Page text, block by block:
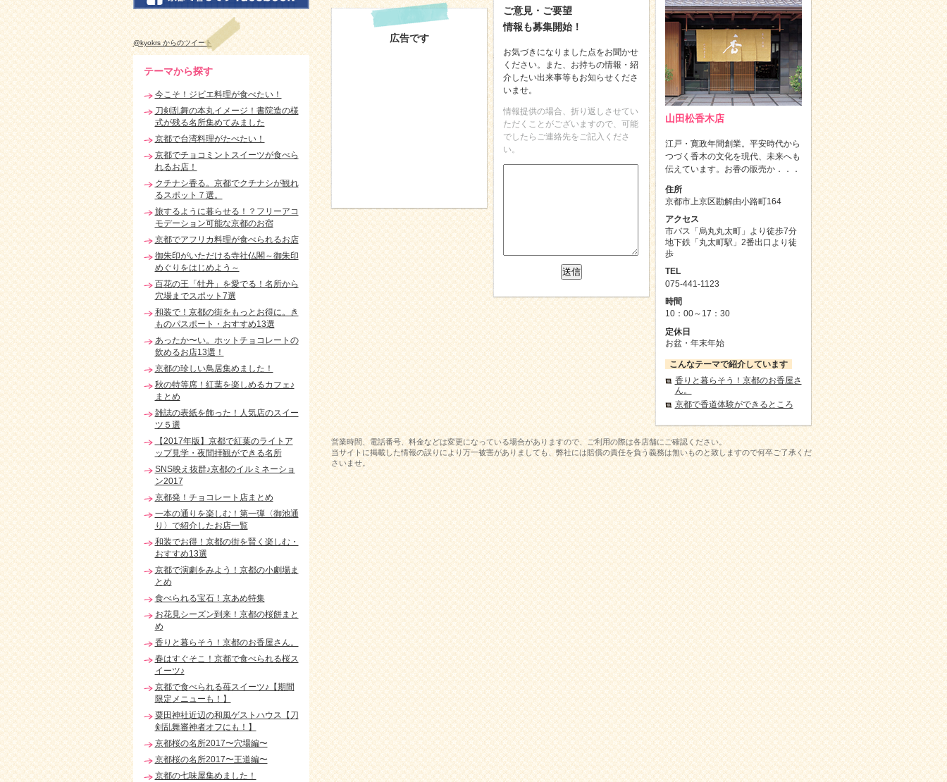
山田松香木店
江戸・寛政年間創業。平安時代から
つづく香木の文化を現代、未来へも
伝えています。お香の販売か．．．
住所
京都市上京区勘解由小路町164
アクセス
市バス「烏丸丸太町」より徒歩7分
地下鉄「丸太町駅」2番出口より徒
歩
TEL
075-441-1123
時間
10：00～17：30
定休日
お盆・年末年始
こんなテーマで紹介しています
香りと暮らそう！京都のお香屋さ
ん。
京都で香道体験ができるところ
ご意見・ご要望
情報も募集開始！
お気づきになりました点をお聞かせ
ください。また、お持ちの情報・紹
介したい出来事等もお知らせくださ
いませ。
情報提供の場合、折り返しさせてい
ただくことがございますので、可能
でしたらご連絡先をご記入くださ
い。
広告です
営業時間、電話番号、料金などは変更になっている場合がありますので、ご利用の際は各店舗にご確認ください。
当サイトに掲載した情報の誤りにより万一被害がありましても、弊社には賠償の責任を負う義務は無いものと致しますので何卒ご了承くだ
さいませ。
@kyokrs からのツイート
テーマから探す
今こそ！ジビエ料理が食べたい！
刀剣乱舞の本丸イメージ！書院造の様
式が残る名所集めてみました
京都で台湾料理がたべたい！
京都でチョコミントスイーツが食べら
れるお店！
クチナシ香る。京都でクチナシが観れ
るスポット７選。
旅するように暮らせる！？フリーアコ
モデーション可能な京都のお宿
京都でアフリカ料理が食べられるお店
御朱印がいただける寺社仏閣～御朱印
めぐりをはじめよう～
百花の王「牡丹」を愛でる！名所から
穴場までスポット7選
和装で！京都の街をもっとお得に。き
ものパスポート・おすすめ13選
あったか〜い。ホットチョコレートの
飲めるお店13選！
京都の珍しい鳥居集めました！
秋の特等席！紅葉を楽しめるカフェ♪
まとめ
雑誌の表紙を飾った！人気店のスイー
ツ５選
【2017年版】京都で紅葉のライトア
ップ見学・夜間拝観ができる名所
SNS映え抜群♪京都のイルミネーショ
ン2017
京都発！チョコレート店まとめ
一本の通りを楽しむ！第一弾〈御池通
り〉で紹介したお店一覧
和装でお得！京都の街を賢く楽しむ・
おすすめ13選
京都で演劇をみよう！京都の小劇場ま
とめ
食べられる宝石！京あめ特集
お花見シーズン到来！京都の桜餅まと
め
香りと暮らそう！京都のお香屋さん。
春はすぐそこ！京都で食べられる桜ス
イーツ♪
京都で食べられる苺スイーツ♪【期間
限定メニューも！】
粟田神社近辺の和風ゲストハウス【刀
剣乱舞審神者オフにも！】
京都桜の名所2017〜穴場編〜
京都桜の名所2017〜王道編〜
京都の七味屋集めました！